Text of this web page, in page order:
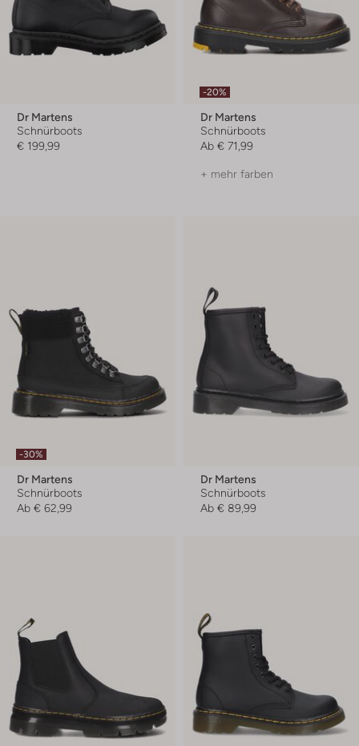
Dr Martens
Schnürboots
€ 199,99
-20%
Dr Martens
Schnürboots
Ab € 71,99
+ mehr farben
-30%
Dr Martens
Schnürboots
Ab € 62,99
Dr Martens
Schnürboots
Ab € 89,99